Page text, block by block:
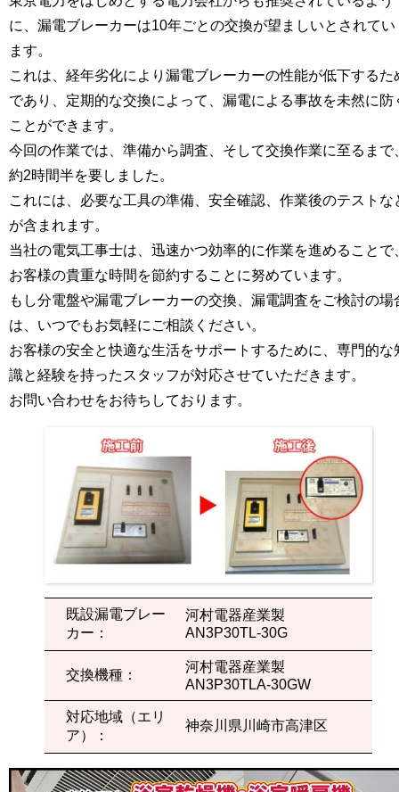
に、漏電ブレーカーは10年ごとの交換が望ましいとされてい
ます。
これは、経年劣化により漏電ブレーカーの性能が低下するた
であり、定期的な交換によって、漏電による事故を未然に防
ことができます。
今回の作業では、準備から調査、そして交換作業に至るまで
約2時間半を要しました。
これには、必要な工具の準備、安全確認、作業後のテストな
が含まれます。
当社の電気工事士は、迅速かつ効率的に作業を進めることで
お客様の貴重な時間を節約することに努めています。
もし分電盤や漏電ブレーカーの交換、漏電調査をご検討の場
は、いつでもお気軽にご相談ください。
お客様の安全と快適な生活をサポートするために、専門的な
識と経験を持ったスタッフが対応させていただきます。
お問い合わせをお待ちしております。
既設漏電ブレー
カー：
河村電器産業製
AN3P30TL-30G
交換機種：
河村電器産業製
AN3P30TLA-30GW
対応地域（エリ
ア）：
神奈川県川崎市高津区